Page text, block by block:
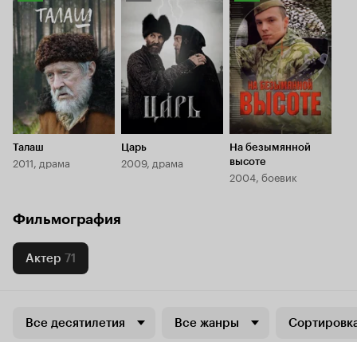
Кинопоиска
7.4
Талаш
2011, драма
7.0
Царь
2009, драма
Кинопоиска
7.6
На безымянной
высоте
2004, боевик
Фильмография
Актер 71
Все десятилетия Все жанры